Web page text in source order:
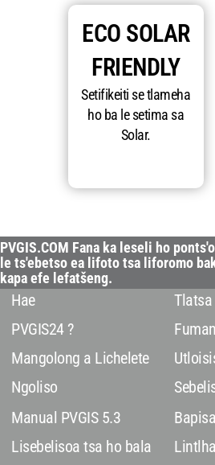
ECO SOLAR
FRIENDLY
Setifikeiti se tlameha
ho ba le setima sa
Solar.
PVGIS.COM Fana ka leseli ho
le ts'ebetso ea lifoto tsa liforomo
kapa efe lefatšeng.
Hae
PVGIS24 ?
Mangolong a Lichelete
Ngoliso
Manual PVGIS 5.3
Lisebelisoa tsa ho bala
Tlatsa